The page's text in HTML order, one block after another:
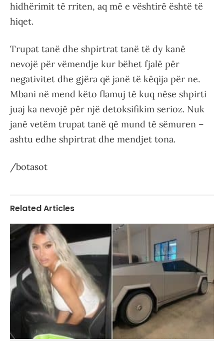
hidhërimit të rriten, aq më e vështirë është të
hiqet.
Trupat tanë dhe shpirtrat tanë të dy kanë
nevojë për vëmendje kur bëhet fjalë për
negativitet dhe gjëra që janë të këqija për ne.
Mbani në mend këto flamuj të kuq nëse shpirti
juaj ka nevojë për një detoksifikim serioz. Nuk
janë vetëm trupat tanë që mund të sëmuren –
ashtu edhe shpirtrat dhe mendjet tona.
/botasot
Related Articles